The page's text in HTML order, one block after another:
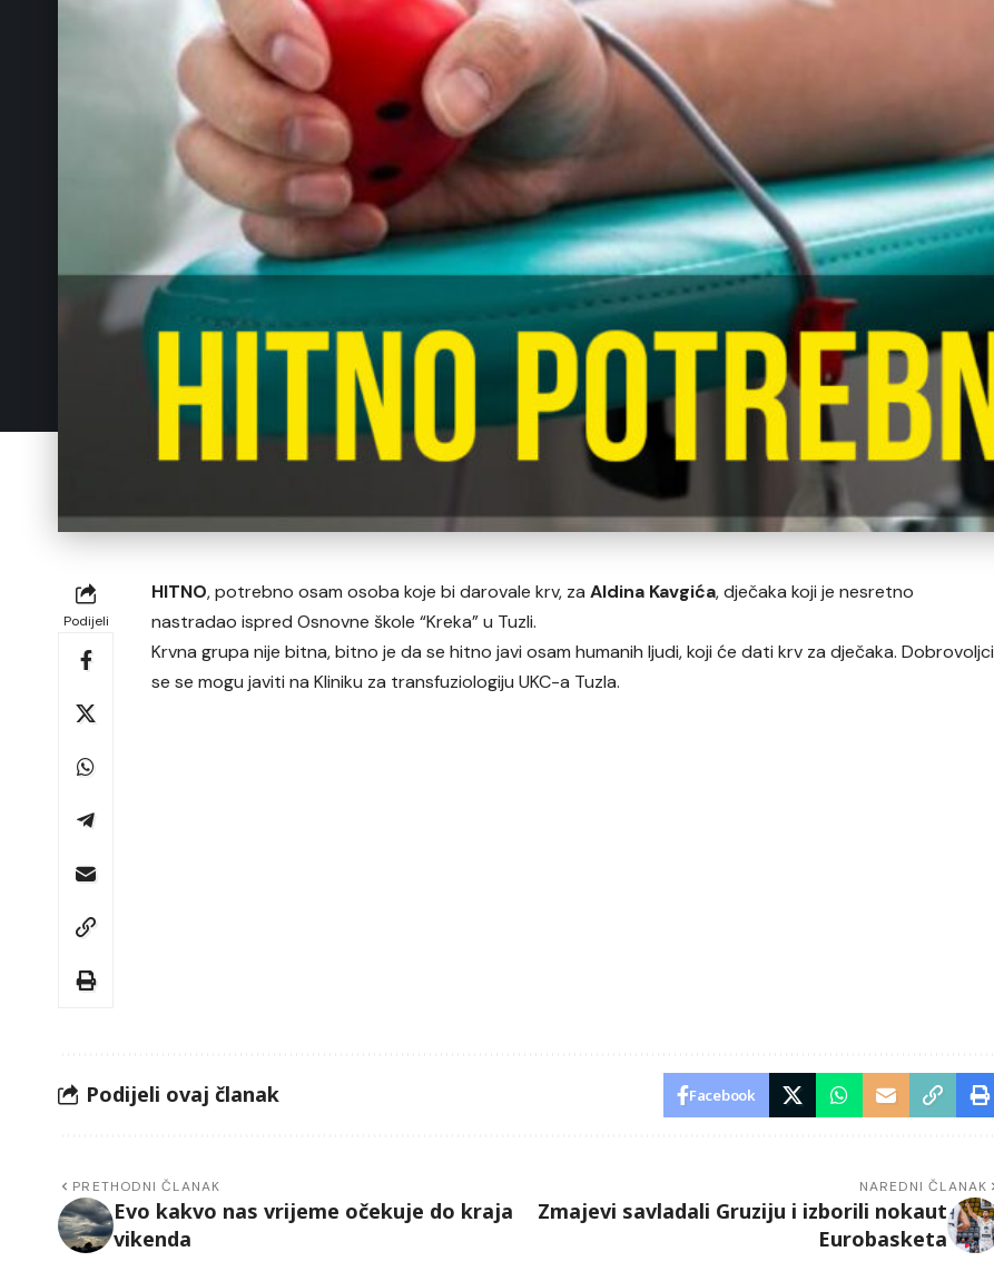
Podijeli
HITNO, potrebno osam osoba koje bi darovale krv, zaAldina Kavgića, dječaka koji je nesretno
nastradao ispred Osnovne škole “Kreka” u Tuzli.
Krvna grupa nije bitna, bitno je da se hitno javi osam humanih ljudi, koji će dati krv za dječaka. Dobrovoljci
se se mogu javiti na Kliniku za transfuziologiju UKC-a Tuzla.
Podijeli ovaj članak Facebook
PRETHODNI ČLANAK
Evo kakvo nas vrijeme očekuje do kraja
vikenda
NAREDNI ČLANAK
Zmajevi savladali Gruziju i izborili nokaut
Eurobasketa